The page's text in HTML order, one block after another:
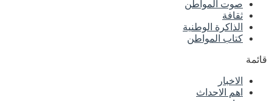
صوت المواطن
ثقافة
الذاكرة الوطنية
كتاب المواطن
قائمة
الاخبار
اهم الاحداث